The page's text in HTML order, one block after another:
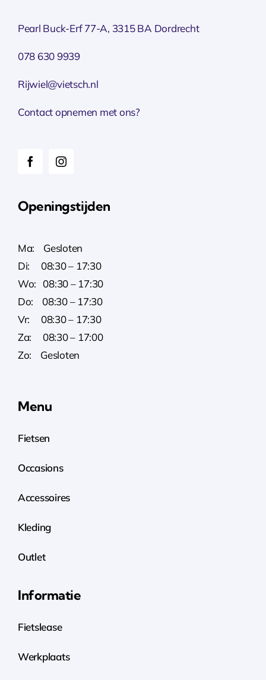
Pearl Buck-Erf 77-A, 3315 BA Dordrecht
078 630 9939
Rijwiel@vietsch.nl
Contact opnemen met ons?
Openingstijden
Ma: Gesloten
Di: 08:30 – 17:30
Wo: 08:30 – 17:30
Do: 08:30 – 17:30
Vr: 08:30 – 17:30
Za: 08:30 – 17:00
Zo: Gesloten
Menu
Fietsen
Occasions
Accessoires
Kleding
Outlet
Informatie
Fietslease
Werkplaats